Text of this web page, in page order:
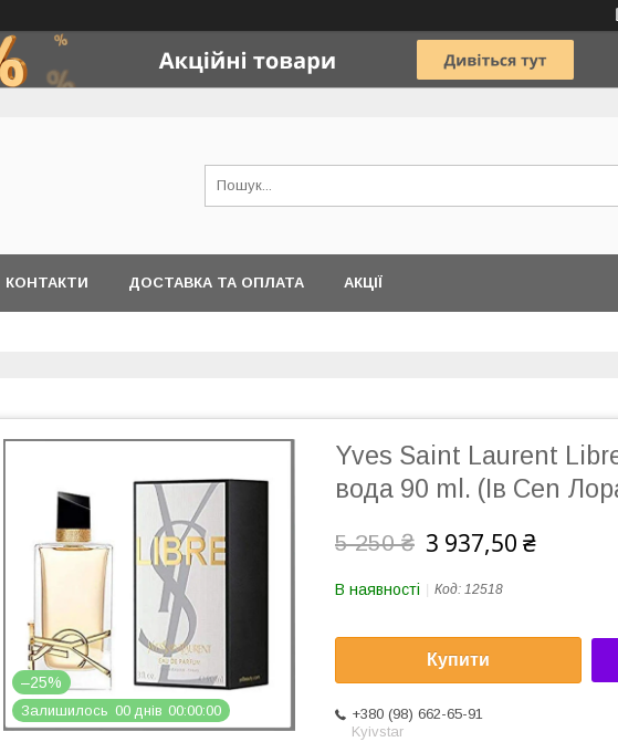
КОНТАКТИ ДОСТАВКА ТА ОПЛАТА АКЦІЇ
–25%
Залишилось 00 днів 00 00 00
Yves Saint Laurent
вода 90 ml. (Ів Cen
5 250 ₴ 3 937,50 ₴
В наявності Код: 12518
Купити
+380 (98) 662-65-91
Kyivstar